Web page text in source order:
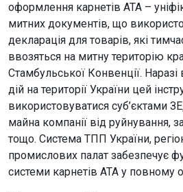
оформлення карнетів АТА –
митних документів, що
декларація для товарів, які
ввозяться на митну територію
Стамбульської Конвенції.
дій на території України цей
використовуватися суб’єктами
майна компанії від руйнування,
тощо. Система ТПП України,
промислових палат забезпечує
системи карнетів АТА у повному